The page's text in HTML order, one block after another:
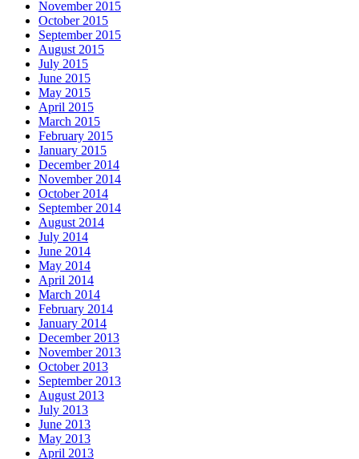
November 2015
October 2015
September 2015
August 2015
July 2015
June 2015
May 2015
April 2015
March 2015
February 2015
January 2015
December 2014
November 2014
October 2014
September 2014
August 2014
July 2014
June 2014
May 2014
April 2014
March 2014
February 2014
January 2014
December 2013
November 2013
October 2013
September 2013
August 2013
July 2013
June 2013
May 2013
April 2013